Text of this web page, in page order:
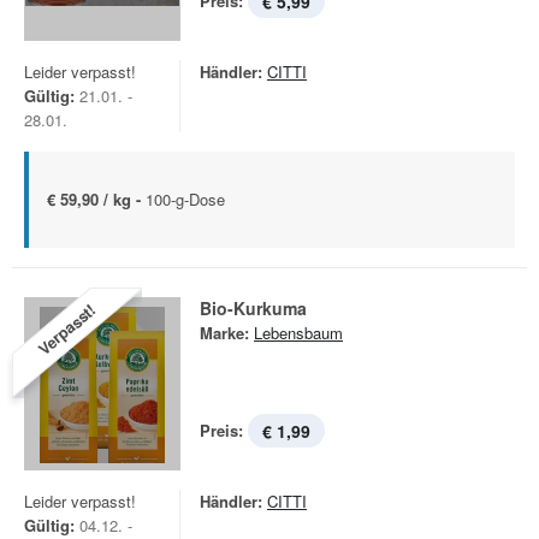
Leider verpasst!
Gültig: 21.01. -
28.01.
Händler: CITTI
€ 59,90 / kg - 100-g-Dose
Verpasst! Bio-Kurkuma
Marke: Lebensbaum
Preis: € 1,99
Leider verpasst!
Gültig: 04.12. -
Händler: CITTI